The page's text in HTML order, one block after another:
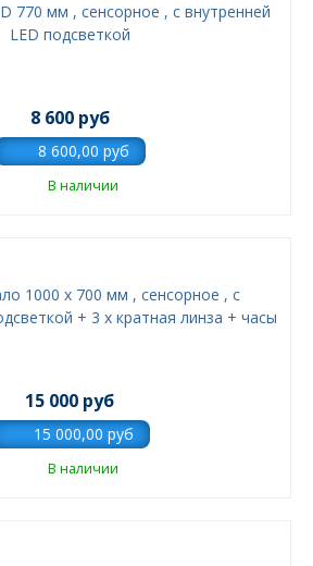
770 мм , сенсорное , с внутренней
LED подсветкой
8 600 руб
В наличии
1000 х 700 мм , сенсорное , с
+ 3 х кратная линза + часы
15 000 руб
В наличии